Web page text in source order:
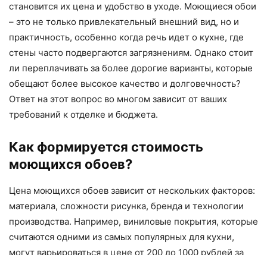
становится их цена и удобство в уходе. Моющиеся обои
– это не только привлекательный внешний вид, но и
практичность, особенно когда речь идет о кухне, где
стены часто подвергаются загрязнениям. Однако стоит
ли переплачивать за более дорогие варианты, которые
обещают более высокое качество и долговечность?
Ответ на этот вопрос во многом зависит от ваших
требований к отделке и бюджета.
Как формируется стоимость
моющихся обоев?
Цена моющихся обоев зависит от нескольких факторов:
материала, сложности рисунка, бренда и технологии
производства. Например, виниловые покрытия, которые
считаются одними из самых популярных для кухни,
могут варьироваться в цене от 200 до 1000 рублей за